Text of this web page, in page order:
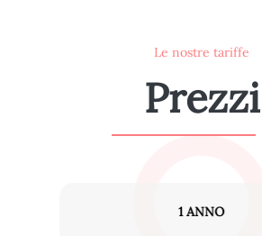
Le nostre tariffe
Prezzi
1 ANNO